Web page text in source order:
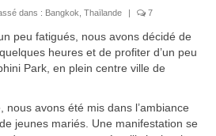
dans : Bangkok Thaïlande | 7
peu fatigués, nous avons décidé de
heures et de profiter d’un peu
Park, en plein centre ville de
nous avons été mis dans l’ambiance
jeunes mariés. Une manifestation se